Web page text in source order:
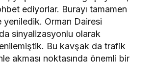
ediyorlar. Burayı tamamen
yeniledik. Orman Dairesi
da sinyalizasyonlu olarak
Bu kavşak da trafik
akması noktasında önemli bir